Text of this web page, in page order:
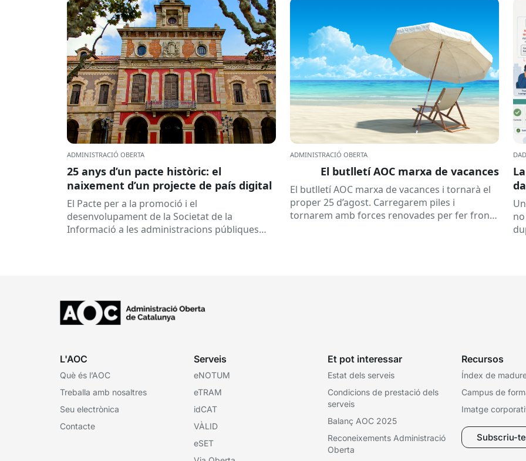
ADMINISTRACIÓ OBERTA
25 anys d’un pacte històric: el
naixement d’un projecte de país digital
El Pacte per a la promoció i el
desenvolupament de la Societat de la
Informació a les administracions públiques
ADMINISTRACIÓ OBERTA
El butlletí AOC marxa de vacances
El butlletí AOC marxa de vacances i tornarà el
proper 25 d’agost. Carregarem piles i
tornarem amb forces renovades per fer front
L'AOC
Què és l’AOC
Treballa amb nosaltres
Seu electrònica
Contacte
Serveis
eNOTUM
eTRAM
idCAT
VÀLID
eSET
Et pot interessar
Estat dels serveis
Condicions de prestació dels
serveis
Balanç AOC 2025
Reconeixements Administració
Oberta
Recursos
Índex de
Campus de
Imatge
Subscriu-